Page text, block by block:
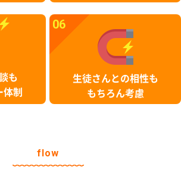
も
制
06
生徒さんとの相性も
もちろん考慮
flow